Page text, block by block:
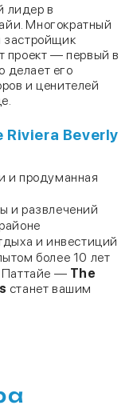
лидер в
Многократный
застройщик
проект — первый в
делает его
и ценителей
Riviera Beverly
и продуманная
и развлечений
и инвестиций
более 10 лет
Паттайе — The
станет вашим